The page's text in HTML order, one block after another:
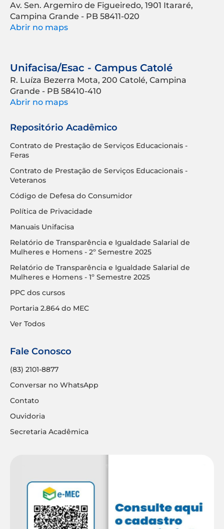
Av. Sen. Argemiro de Figueiredo, 1901 Itararé,
Campina Grande - PB 58411-020
Abrir no maps
Unifacisa/Esac - Campus Catolé
R. Luíza Bezerra Mota, 200 Catolé, Campina
Grande - PB 58410-410
Abrir no maps
Repositório Acadêmico
Contrato de Prestação de Serviços Educacionais -
Feras
Contrato de Prestação de Serviços Educacionais -
Veteranos
Código de Defesa do Consumidor
Política de Privacidade
Manuais Unifacisa
Relatório de Transparência e Igualdade Salarial de
Mulheres e Homens - 2º Semestre 2025
Relatório de Transparência e Igualdade Salarial de
Mulheres e Homens - 1º Semestre 2025
PPC dos cursos
Portaria 2.864 do MEC
Ver Todos
Fale Conosco
(83) 2101-8877
Conversar no WhatsApp
Contato
Ouvidoria
Secretaria Acadêmica